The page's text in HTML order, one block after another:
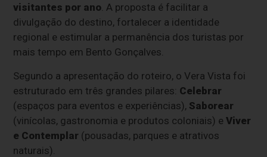
visitantes por ano . A proposta é facilitar a
divulgação do destino, fortalecer a identidade
regional e estimular a permanência dos turistas por
mais tempo em Bento Gonçalves.
Segundo a apresentação do roteiro, o Vera Vista foi
estruturado em três grandes pilares: Celebrar
(espaços para eventos e experiências), Saborear
(vinícolas, gastronomia e produtos coloniais) eViver
e Contemplar (pousadas, parques e atrativos
naturais).